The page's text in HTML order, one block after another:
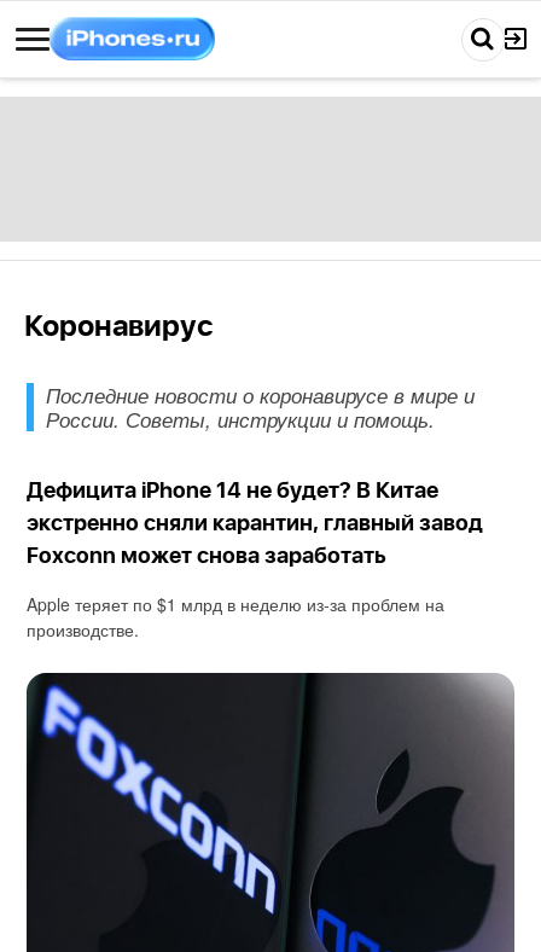
Коронавирус
Последние новости о коронавирусе в мире и
России. Советы, инструкции и помощь.
Дефицита iPhone 14 не будет? В Китае
экстренно сняли карантин, главный завод
Foxconn может снова заработать
Apple теряет по $1 млрд в неделю из-за проблем на
производстве.